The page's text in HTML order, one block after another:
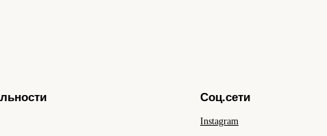
Соц.сети
Instagram